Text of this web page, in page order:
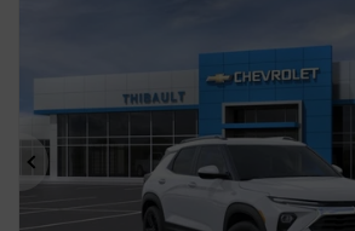
Précédent